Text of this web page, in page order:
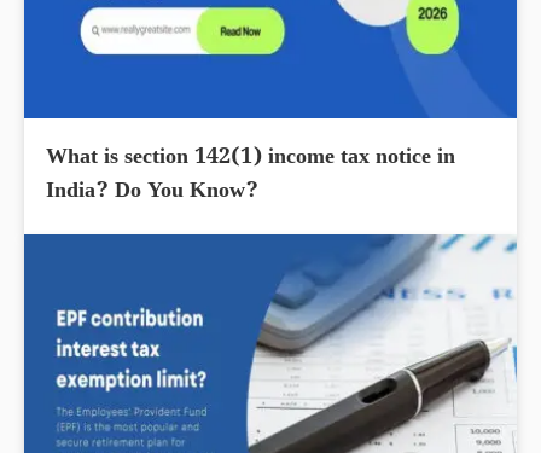
What is section 142(1) income tax notice in
India? Do You Know?